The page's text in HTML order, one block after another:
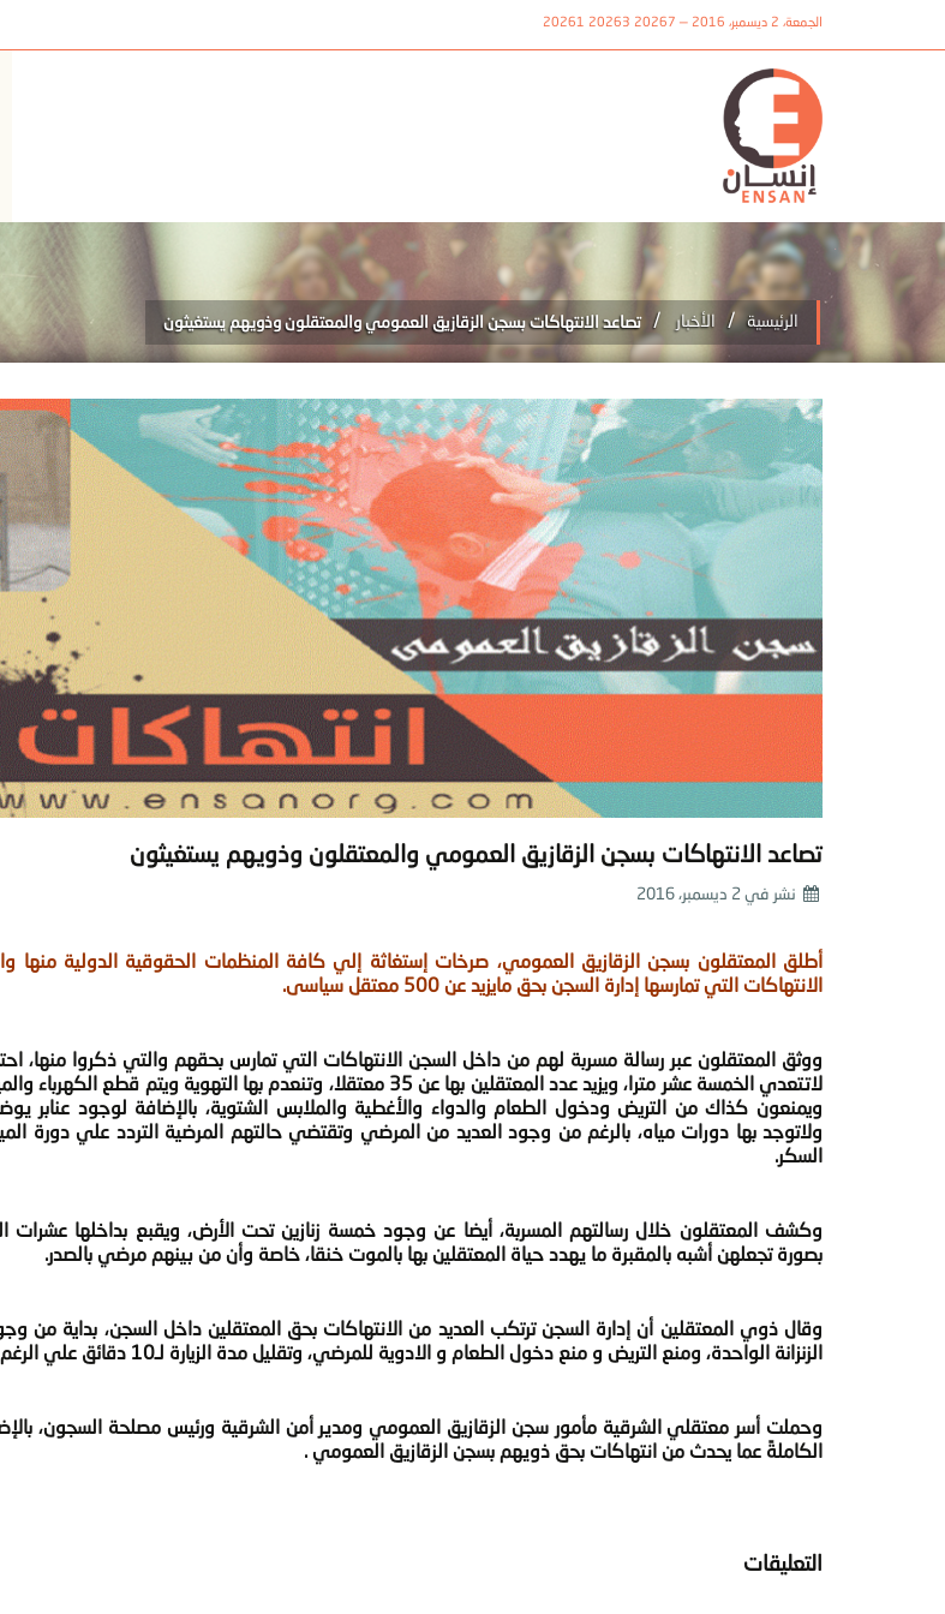
الجمعة، 2 ديسمبر، 2016 — 20267 20263 20261
الرئيسية / الأخبار / تصاعد الانتهاكات بسجن الزقازيق العمومي والمعتقلون وذويهم يستغيثون
تصاعد الانتهاكات بسجن الزقازيق العمومي والمعتقلون وذويهم يستغيثون
نشر في 2 ديسمبر، 2016
أطلق المعتقلون بسجن الزقازيق العمومي، صرخات إستغاثة إلي كافة المنظمات الحقوقية الدولية منها
الانتهاكات التي تمارسها إدارة السجن بحق مايزيد عن 500 معتقل سياسى.
ووثق المعتقلون عبر رسالة مسربة لهم من داخل السجن الانتهاكات التي تمارس بحقهم والتي ذكروا منها،
لاتتعدي الخمسة عشر مترا، ويزيد عدد المعتقلين بها عن 35 معتقلا، وتنعدم بها
ولاتوجد بها دورات مياه، بالرغم من وجود العديد من المرضي وتقتضي حالتهم المرضية التردد علي دورة
السكر.
وكشف المعتقلون خلال رسالتهم المسربة، أيضا عن وجود خمسة زنازين تحت الأرض، ويقبع بداخلها عشرات
بصورة تجعلهن أشبه بالمقبرة ما يهدد حياة المعتقلين بها بالموت خنقا، خاصة وأن من بينهم مرضي بالصدر.
الزنزانة الواحدة، ومنع التريض و منع دخول الطعام و الادوية للمرضي، وتقليل مدة الزيارة لـ10 دقائق علي الرغم من كونها عبر أسلاك.
وحملت أسر معتقلي الشرقية مأمور سجن الزقازيق العمومي ومدير أمن الشرقية ورئيس مصلحة السجون،
الكاملةً عما يحدث من انتهاكات بحق ذويهم بسجن الزقازيق العمومي .
التعليقات